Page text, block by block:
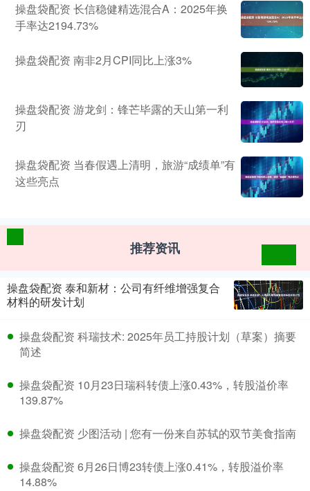
操盘袋配资 长信稳健精选混合A：2025年换
手率达2194.73%
操盘袋配资 南非2月CPI同比上涨3%
操盘袋配资 游龙剑：锋芒毕露的天山第一利
刃
操盘袋配资 当春假遇上清明，旅游“成绩单”有
这些亮点
推荐资讯
操盘袋配资 泰和新材：公司有纤维增强复合
材料的研发计划
操盘袋配资 科瑞技术: 2025年员工持股计划（草案）摘要
简述
操盘袋配资 10月23日瑞科转债上涨0.43%，转股溢价率
139.87%
操盘袋配资 少图活动 | 您有一份来自苏轼的双节美食指南
操盘袋配资 6月26日博23转债上涨0.41%，转股溢价率
14.88%